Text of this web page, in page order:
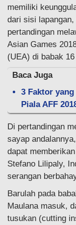
memiliki
dari sisi
pertandingan
Asian Games
(UEA) di babak
Baca Juga
3 Faktor
Piala AFF
Di pertandingan
sayap
dapat
Stefano Lilipaly,
serangan
Barulah pada
Maulana masuk,
tusukan (cutting